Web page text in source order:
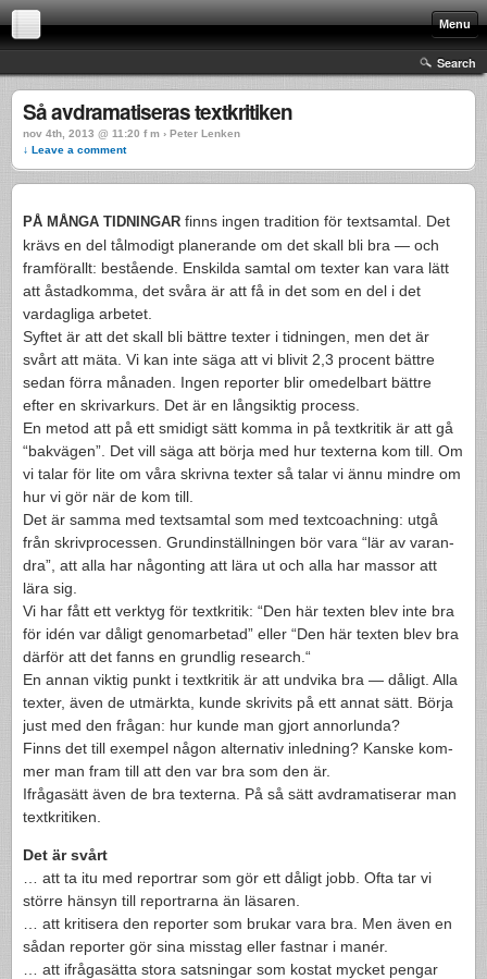
Menu
Search
Så avdramatiseras textkritiken
nov 4th, 2013 @ 11:20 f m › Peter Lenken
↓ Leave a comment
PÅ MÅNGA TIDNINGAR finns ingen tra­di­tion för textsam­tal. Det
krävs en del tålmodigt planerande om det skall bli bra — och
fram­förallt: bestående. Enskilda sam­tal om tex­ter kan vara lätt
att åstad­komma, det svåra är att få in det som en del i det
vardagliga arbetet.
Syftet är att det skall bli bät­tre tex­ter i tid­nin­gen, men det är
svårt att mäta. Vi kan inte säga att vi blivit 2,3 pro­cent bät­tre
sedan förra månaden. Ingen reporter blir omedel­bart bät­tre
efter en skri­varkurs. Det är en långsik­tig process.
En metod att på ett smidigt sätt komma in på tex­tkri­tik är att gå
“bakvä­gen”. Det vill säga att börja med hur tex­terna kom till. Om
vi talar för lite om våra skrivna tex­ter så talar vi ännu min­dre om
hur vi gör när de kom till.
Det är samma med textsam­tal som med textcoach­n­ing: utgå
från skrivprocessen. Grundin­ställ­nin­gen bör vara “lär av varan­
dra”, att alla har någonting att lära ut och alla har mas­sor att
lära sig.
Vi har fått ett verk­tyg för tex­tkri­tik: “Den här tex­ten blev inte bra
för idén var dåligt geno­mar­be­tad” eller “Den här tex­ten blev bra
där­för att det fanns en grundlig research.“
En annan vik­tig punkt i tex­tkri­tik är att und­vika bra — dåligt. Alla
tex­ter, även de utmärkta, kunde skriv­its på ett annat sätt. Börja
just med den frå­gan: hur kunde man gjort annor­lunda?
Finns det till exem­pel någon alter­na­tiv inled­ning? Kanske kom­
mer man fram till att den var bra som den är.
Ifrå­gasätt även de bra tex­terna. På så sätt avdrama­tis­erar man
textkritiken.
Det är svårt
… att ta itu med repor­trar som gör ett dåligt jobb. Ofta tar vi
större hän­syn till repor­trarna än läsaren.
… att kri­tis­era den reporter som brukar vara bra. Men även en
sådan reporter gör sina mis­stag eller fast­nar i manér.
… att ifrå­gasätta stora sat­sningar som kostat mycket pen­gar